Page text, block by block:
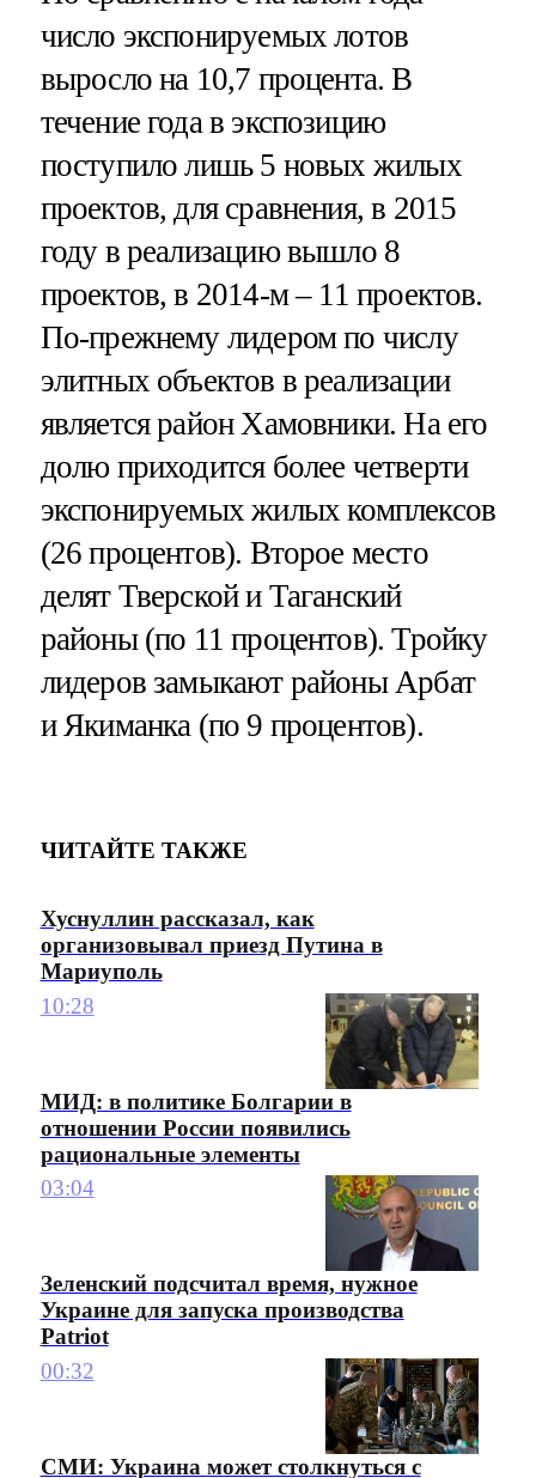
число экспонируемых лотов
выросло на 10,7 процента. В
течение года в экспозицию
поступило лишь 5 новых жилых
проектов, для сравнения, в 2015
году в реализацию вышло 8
проектов, в 2014-м – 11 проектов.
По-прежнему лидером по числу
элитных объектов в реализации
является район Хамовники. На его
долю приходится более четверти
экспонируемых жилых комплексов
(26 процентов). Второе место
делят Тверской и Таганский
районы (по 11 процентов). Тройку
лидеров замыкают районы Арбат
и Якиманка (по 9 процентов).
ЧИТАЙТЕ ТАКЖЕ
Хуснуллин рассказал, как
организовывал приезд Путина в
Мариуполь
10:28
МИД: в политике Болгарии в
отношении России появились
рациональные элементы
03:04
Зеленский подсчитал время, нужное
Украине для запуска производства
Patriot
00:32
СМИ: Украина может столкнуться с